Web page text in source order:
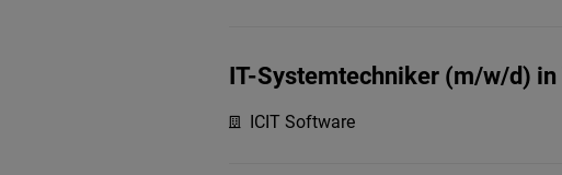
IT-Systemtechniker (m/w/d)
ICIT Software